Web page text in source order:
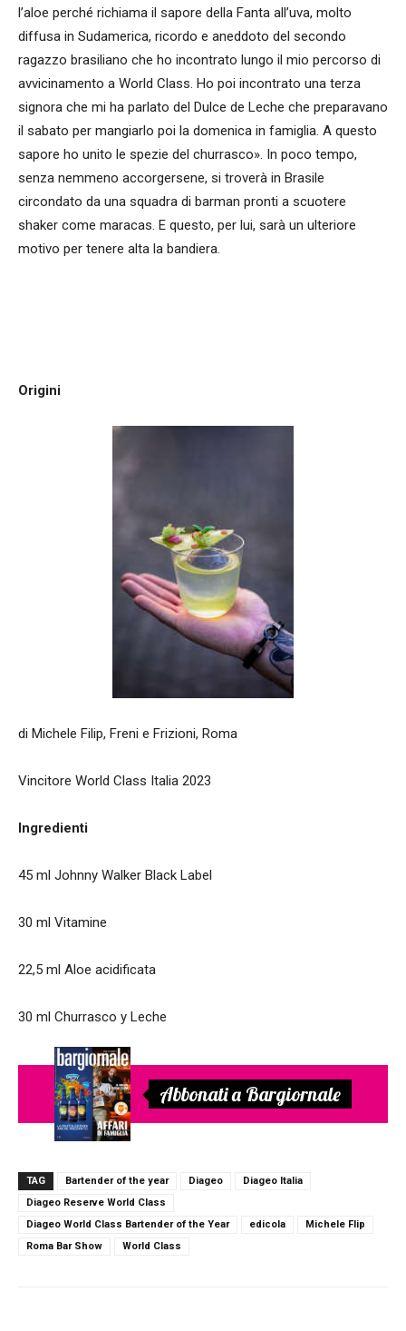
l’aloe perché richiama il sapore della Fanta all’uva, molto
diffusa in Sudamerica, ricordo e aneddoto del secondo
ragazzo brasiliano che ho incontrato lungo il mio percorso di
avvicinamento a World Class. Ho poi incontrato una terza
signora che mi ha parlato del Dulce de Leche che preparavano
il sabato per mangiarlo poi la domenica in famiglia. A questo
sapore ho unito le spezie del churrasco». In poco tempo,
senza nemmeno accorgersene, si troverà in Brasile
circondato da una squadra di barman pronti a scuotere
shaker come maracas. E questo, per lui, sarà un ulteriore
motivo per tenere alta la bandiera.
Origini
di Michele Filip, Freni e Frizioni, Roma
Vincitore World Class Italia 2023
Ingredienti
45 ml Johnny Walker Black Label
30 ml Vitamine
22,5 ml Aloe acidificata
30 ml Churrasco y Leche
Abbonati a Bargiornale
TAG Bartender of the year Diageo
Diageo Italia
Diageo Reserve World Class
Diageo World Class Bartender of the Year
edicola
Michele Flip
Roma Bar Show
World Class